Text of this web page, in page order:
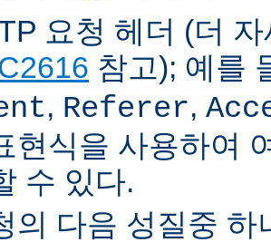
요청 헤더 (더
참고); 예를
, Referer,
현식을 사용하여
수 있다.
의 다음 성질중 하